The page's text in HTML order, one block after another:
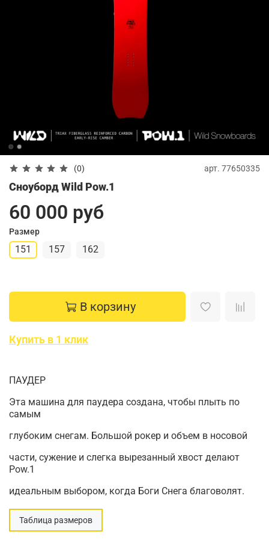
(0) арт. 77650335
Сноуборд Wild Pow.1
60 000 руб
Размер
151 157 162
В корзину
Купить в 1 клик
ПАУДЕР
Эта машина для паудера создана, чтобы плыть по
самым
глубоким снегам. Большой рокер и объем в носовой
части, сужение и слегка вырезанный хвост делают
Pow.1
идеальным выбором, когда Боги Снега благоволят.
Таблица размеров